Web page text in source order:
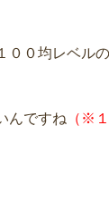
００均レベル
んですね （※